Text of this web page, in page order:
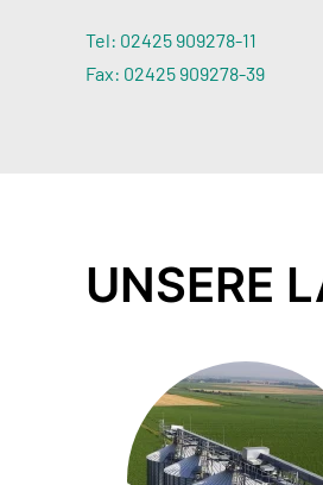
Tel: 02425 909278-11
Fax: 02425 909278-39
UNSERE